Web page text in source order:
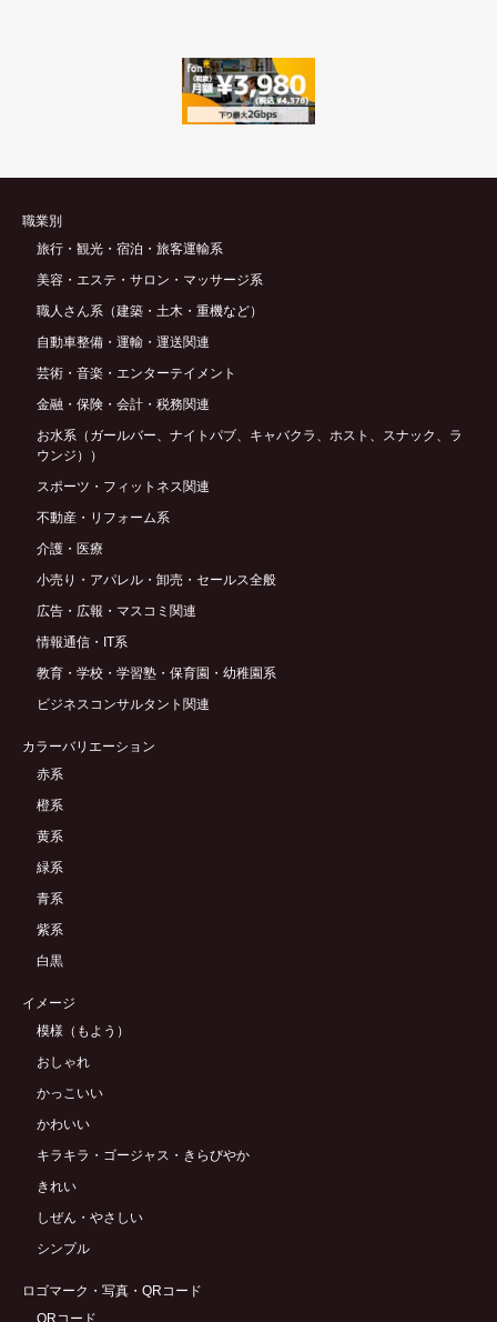
職業別
旅行・観光・宿泊・旅客運輸系
美容・エステ・サロン・マッサージ系
職人さん系（建築・土木・重機など）
自動車整備・運輸・運送関連
芸術・音楽・エンターテイメント
金融・保険・会計・税務関連
お水系（ガールバー、ナイトパブ、キャバクラ、ホスト、スナック、ラ
ウンジ））
スポーツ・フィットネス関連
不動産・リフォーム系
介護・医療
小売り・アパレル・卸売・セールス全般
広告・広報・マスコミ関連
情報通信・IT系
教育・学校・学習塾・保育園・幼稚園系
ビジネスコンサルタント関連
カラーバリエーション
赤系
橙系
黄系
緑系
青系
紫系
白黒
イメージ
模様（もよう）
おしゃれ
かっこいい
かわいい
キラキラ・ゴージャス・きらびやか
きれい
しぜん・やさしい
シンプル
ロゴマーク・写真・QRコード
QRコード